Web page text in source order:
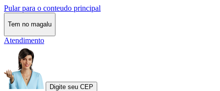
Pular para o conteudo principal
Tem no magalu
Atendimento
Digite seu CEP